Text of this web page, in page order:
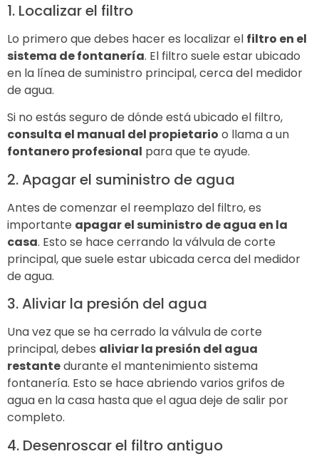
1. Localizar el filtro
Lo primero que debes hacer es localizar el filtro en el
sistema de fontanería. El filtro suele estar ubicado
en la línea de suministro principal, cerca del medidor
de agua.
Si no estás seguro de dónde está ubicado el filtro,
consulta el manual del propietario o llama a un
fontanero profesional para que te ayude.
2. Apagar el suministro de agua
Antes de comenzar el reemplazo del filtro, es
importante apagar el suministro de agua en la
casa. Esto se hace cerrando la válvula de corte
principal, que suele estar ubicada cerca del medidor
de agua.
3. Aliviar la presión del agua
Una vez que se ha cerrado la válvula de corte
principal, debes aliviar la presión del agua
restantedurante el mantenimiento sistema
fontanería. Esto se hace abriendo varios grifos de
agua en la casa hasta que el agua deje de salir por
completo.
4. Desenroscar el filtro antiguo